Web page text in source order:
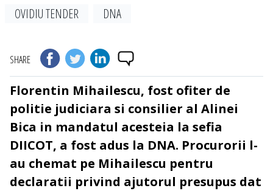
OVIDIU TENDER
DNA
SHARE
Florentin Mihailescu, fost ofiter de
politie judiciara si consilier al Alinei
Bica in mandatul acesteia la sefia
DIICOT, a fost adus la DNA. Procurorii l-
au chemat pe Mihailescu pentru
declaratii privind ajutorul presupus dat